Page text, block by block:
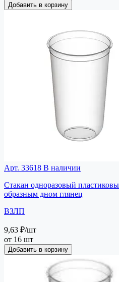
Добавить в корзину
Арт. 33618 В наличии
Стакан одноразовый
образным дном глянец
ВЗЛП
9,63 ₽/шт
от 16 шт
Добавить в корзину